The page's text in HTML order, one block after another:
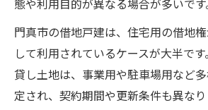
門真市の借地戸建は、住宅用の借地
して利用されているケースが大半で
貸し土地は、事業用や駐車場用など
定され、契約期間や更新条件も異な